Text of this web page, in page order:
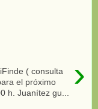
›
( consulta
el próximo
h. Juanítez gu...